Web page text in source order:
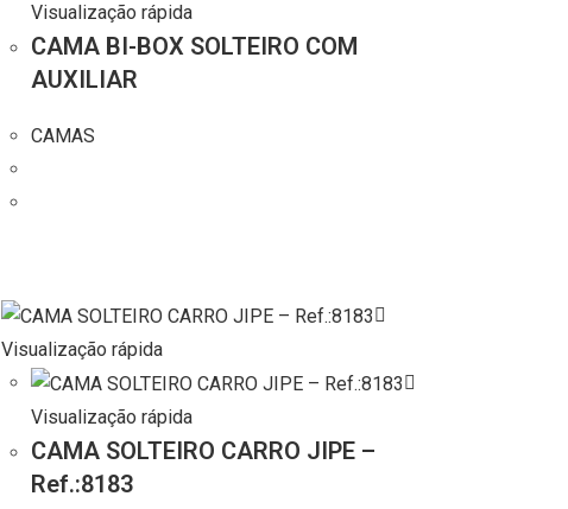
Visualização rápida
CAMA BI-BOX SOLTEIRO COM
AUXILIAR
CAMAS
Visualização rápida
Visualização rápida
CAMA SOLTEIRO CARRO JIPE –
Ref.:8183